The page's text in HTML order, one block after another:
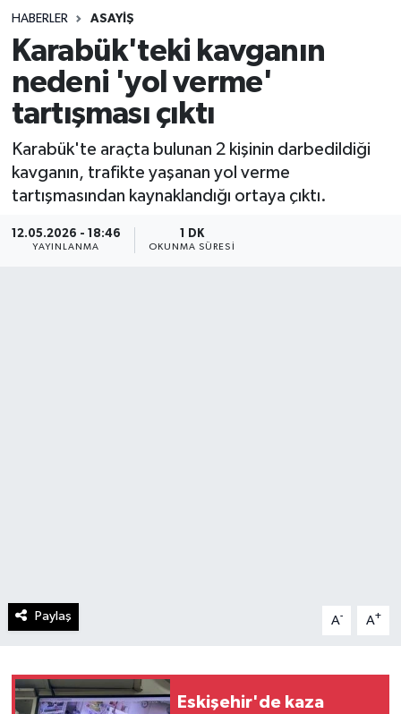
HABERLER ASAYIŞ
Karabük'teki kavganın
nedeni 'yol verme'
tartışması çıktı
Karabük'te araçta bulunan 2 kişinin darbedildiği
kavganın, trafikte yaşanan yol verme
tartışmasından kaynaklandığı ortaya çıktı.
12.05.2026 - 18:46
YAYINLANMA
1 DK
OKUNMA SÜRESI
Paylaş A- A+
Eskişehir'de kaza
Spor
Teknoloji
Yaşam